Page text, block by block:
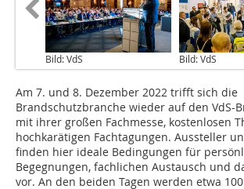
Bild: VdS Bild: VdS
Am 7. und 8. Dezember 2022 trifft sich die
Brandschutzbranche wieder auf den VdS-
mit ihrer großen Fachmesse, kostenlosen
hochkarätigen Fachtagungen. Aussteller
finden hier ideale Bedingungen für
Begegnungen, fachlichen Austausch und
vor. An den beiden Tagen werden etwa